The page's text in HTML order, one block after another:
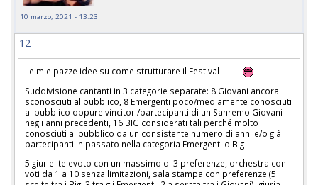
10 marzo, 2021 - 13:23
12
Le mie pazze idee su come strutturare il Festival
Suddivisione cantanti in 3 categorie separate: 8 Giovani ancora
sconosciuti al pubblico, 8 Emergenti poco/mediamente conosciuti
al pubblico oppure vincitori/partecipanti di un Sanremo Giovani
negli anni precedenti, 16 BIG considerati tali perché molto
conosciuti al pubblico da un consistente numero di anni e/o già
partecipanti in passato nella categoria Emergenti o Big
5 giurie: televoto con un massimo di 3 preferenze, orchestra con
voti da 1 a 10 senza limitazioni, sala stampa con preferenze (5